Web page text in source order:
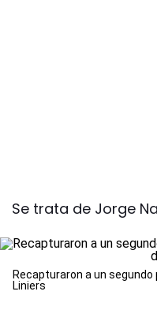
Se trata de Jorge
Recapturaron a un
Liniers